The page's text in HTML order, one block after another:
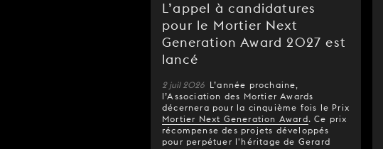
L’appel à candidatures
pour le Mortier Next
Generation Award 2027 est
lancé
2 juil 2026 L’année prochaine,
l’Association des Mortier Awards
décernera pour la cinquième fois le Prix
Mortier Next Generation Award. Ce prix
récompense des projets développés
pour perpétuer l'héritage de Gerard